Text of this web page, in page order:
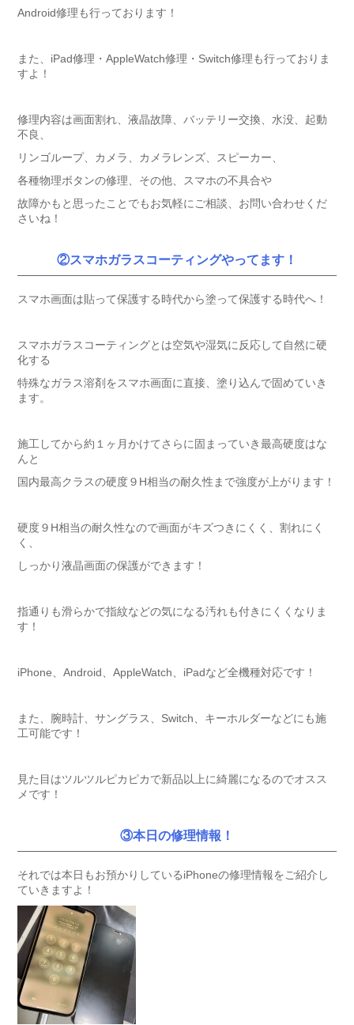
Android修理も行っております！
また、iPad修理・AppleWatch修理・Switch修理も行っておりま
すよ！
修理内容は画面割れ、液晶故障、バッテリー交換、水没、起動
不良、
リンゴループ、カメラ、カメラレンズ、スピーカー、
各種物理ボタンの修理、その他、スマホの不具合や
故障かもと思ったことでもお気軽にご相談、お問い合わせくだ
さいね！
②スマホガラスコーティングやってます！
スマホ画面は貼って保護する時代から塗って保護する時代へ！
スマホガラスコーティングとは空気や湿気に反応して自然に硬
化する
特殊なガラス溶剤をスマホ画面に直接、塗り込んで固めていき
ます。
施工してから約１ヶ月かけてさらに固まっていき最高硬度はな
んと
国内最高クラスの硬度９H相当の耐久性まで強度が上がります！
硬度９H相当の耐久性なので画面がキズつきにくく、割れにく
く、
しっかり液晶画面の保護ができます！
指通りも滑らかで指紋などの気になる汚れも付きにくくなりま
す！
iPhone、Android、AppleWatch、iPadなど全機種対応です！
また、腕時計、サングラス、Switch、キーホルダーなどにも施
工可能です！
見た目はツルツルピカピカで新品以上に綺麗になるのでオスス
メです！
③本日の修理情報！
それでは本日もお預かりしているiPhoneの修理情報をご紹介し
ていきますよ！